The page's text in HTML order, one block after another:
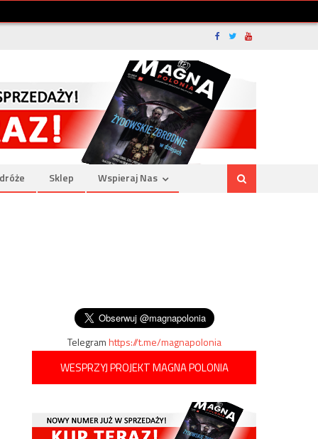
Sklep Wspieraj Nas
Telegramhttps://t.me/magnapolonia
WESPRZYJ PROJEKT MAGNA POLONIA